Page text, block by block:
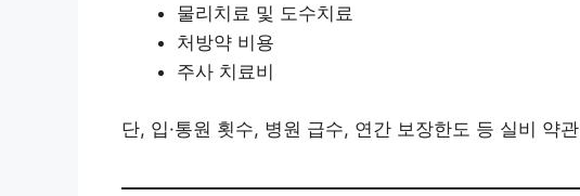
물리치료 및 도수치료
처방약 비용
주사 치료비
단, 입·통원 횟수, 병원 급수, 연간 보장한도 등 실비 약